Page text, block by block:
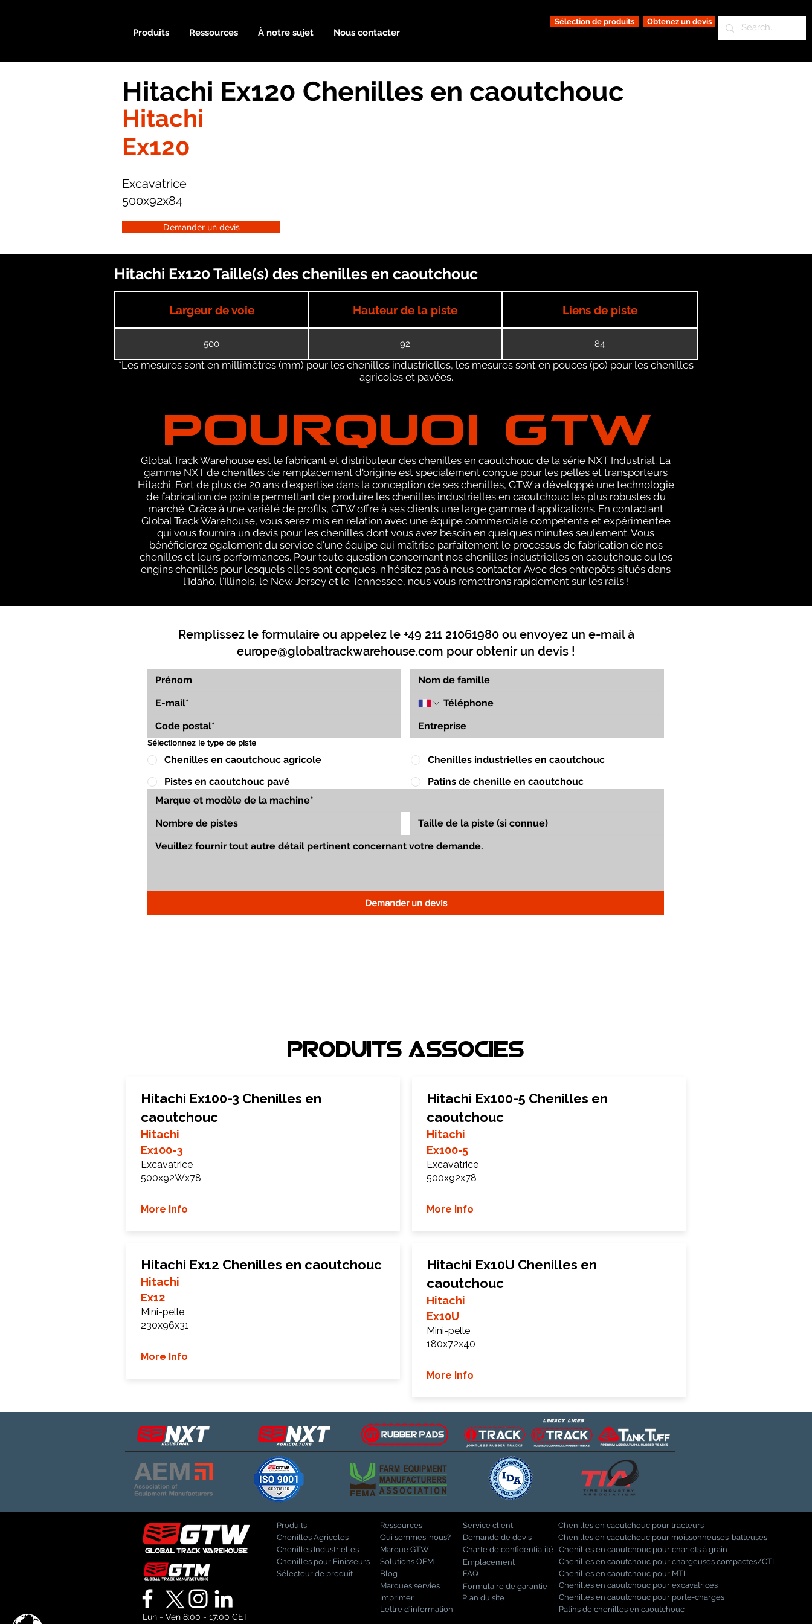
Produits Ressources À notre sujet Nous contacter
Sélection de produits Obtenez un devis
Hitachi Ex120 Chenilles en caoutchouc
Hitachi
Ex120
Excavatrice
500x92x84
Demander un devis
Hitachi Ex120 Taille(s) des chenilles en caoutchouc
Largeur de voie Hauteur de la piste Liens de piste
500 92 84
*Les mesures sont en millimètres (mm) pour les chenilles industrielles, les mesures sont en pouces (po) pour les chenilles
agricoles et pavées.
POURQUOI GTW
Global Track Warehouse est le fabricant et distributeur des chenilles en caoutchouc de la série NXT Industrial. La
gamme NXT de chenilles de remplacement d'origine est spécialement conçue pour les pelles et transporteurs
Hitachi. Fort de plus de 20 ans d'expertise dans la conception de ses chenilles, GTW a développé une technologie
de fabrication de pointe permettant de produire les chenilles industrielles en caoutchouc les plus robustes du
marché. Grâce à une variété de profils, GTW offre à ses clients une large gamme d'applications. En contactant
Global Track Warehouse, vous serez mis en relation avec une équipe commerciale compétente et expérimentée
qui vous fournira un devis pour les chenilles dont vous avez besoin en quelques minutes seulement. Vous
bénéficierez également du service d'une équipe qui maîtrise parfaitement le processus de fabrication de nos
chenilles et leurs performances. Pour toute question concernant nos chenilles industrielles en caoutchouc ou les
engins chenillés pour lesquels elles sont conçues, n'hésitez pas à nous contacter. Avec des entrepôts situés dans
l'Idaho, l'Illinois, le New Jersey et le Tennessee, nous vous remettrons rapidement sur les rails !
Remplissez le formulaire ou appelez le +49 211 21061980 ou envoyez un e-mail à
europe@globaltrackwarehouse.com pour obtenir un devis !
Sélectionnez le type de piste
Chenilles en caoutchouc agricole
Chenilles industrielles en caoutchouc
Pistes en caoutchouc pavé
Patins de chenille en caoutchouc
Demander un devis
Produits associEs
Hitachi Ex100-3 Chenilles en
caoutchouc
Hitachi
Ex100-3
Excavatrice
500x92Wx78
More Info
Hitachi Ex12 Chenilles en caoutchouc
Hitachi
Ex12
Mini-pelle
230x96x31
More Info
Hitachi Ex100-5 Chenilles en
caoutchouc
Hitachi
Ex100-5
Excavatrice
500x92x78
More Info
Hitachi Ex10U Chenilles en
caoutchouc
Hitachi
Ex10U
Mini-pelle
180x72x40
More Info
Lun - Ven 8:00 - 17:00 CET
Produits
Chenilles Agricoles
Chenilles Industrielles
Chenilles pour Finisseurs
Sélecteur de produit
Service client
Ressources
Qui sommes-nous?
Marque GTW
Solutions OEM
Blog
Marques servies
Imprimer
Lettre d'information
Demande de devis
Charte de confidentialité
Emplacement
FAQ
Formulaire de garantie
Plan du site
Chenilles en caoutchouc pour tracteurs
Chenilles en caoutchouc pour moissonneuses-batteuses
Chenilles en caoutchouc pour chariots à grain
Chenilles en caoutchouc pour chargeuses compactes/CTL
Chenilles en caoutchouc pour MTL
Chenilles en caoutchouc pour excavatrices
Chenilles en caoutchouc pour porte-charges
Patins de chenilles en caoutchouc